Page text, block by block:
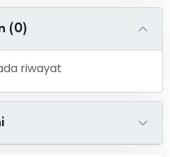
(0)
riwayat